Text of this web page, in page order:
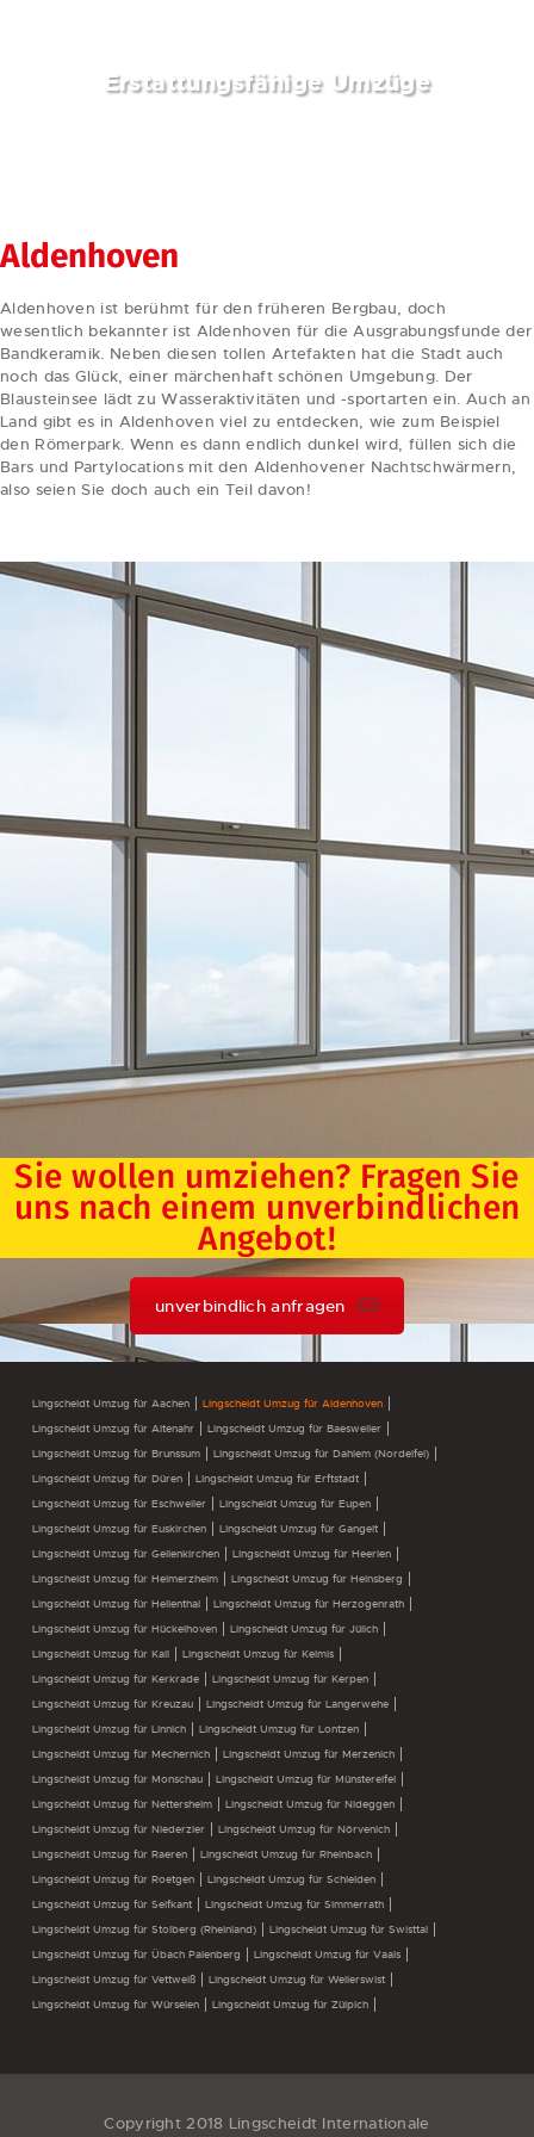
Erstattungsfähige Umzüge
weiterlesen
Aldenhoven
Aldenhoven ist berühmt für den früheren Bergbau, doch
wesentlich bekannter ist Aldenhoven für die Ausgrabungsfunde der
Bandkeramik. Neben diesen tollen Artefakten hat die Stadt auch
noch das Glück, einer märchenhaft schönen Umgebung. Der
Blausteinsee lädt zu Wasseraktivitäten und -sportarten ein. Auch an
Land gibt es in Aldenhoven viel zu entdecken, wie zum Beispiel
den Römerpark. Wenn es dann endlich dunkel wird, füllen sich die
Bars und Partylocations mit den Aldenhovener Nachtschwärmern,
also seien Sie doch auch ein Teil davon!
Sie wollen umziehen? Fragen Sie
uns nach einem unverbindlichen
Angebot!
unverbindlich anfragen
Lingscheidt Umzug für Aachen
Lingscheidt Umzug für Aldenhoven
Lingscheidt Umzug für Altenahr
Lingscheidt Umzug für Baesweiler
Lingscheidt Umzug für Brunssum
Lingscheidt Umzug für Dahlem (Nordeifel)
Lingscheidt Umzug für Düren
Lingscheidt Umzug für Erftstadt
Lingscheidt Umzug für Eschweiler
Lingscheidt Umzug für Eupen
Lingscheidt Umzug für Euskirchen
Lingscheidt Umzug für Gangelt
Lingscheidt Umzug für Geilenkirchen
Lingscheidt Umzug für Heerlen
Lingscheidt Umzug für Heimerzheim
Lingscheidt Umzug für Heinsberg
Lingscheidt Umzug für Hellenthal
Lingscheidt Umzug für Herzogenrath
Lingscheidt Umzug für Hückelhoven
Lingscheidt Umzug für Jülich
Lingscheidt Umzug für Kall
Lingscheidt Umzug für Kelmis
Lingscheidt Umzug für Kerkrade
Lingscheidt Umzug für Kerpen
Lingscheidt Umzug für Kreuzau
Lingscheidt Umzug für Langerwehe
Lingscheidt Umzug für Linnich
Lingscheidt Umzug für Lontzen
Lingscheidt Umzug für Mechernich
Lingscheidt Umzug für Merzenich
Lingscheidt Umzug für Monschau
Lingscheidt Umzug für Münstereifel
Lingscheidt Umzug für Nettersheim
Lingscheidt Umzug für Nideggen
Lingscheidt Umzug für Niederzier
Lingscheidt Umzug für Nörvenich
Lingscheidt Umzug für Raeren
Lingscheidt Umzug für Rheinbach
Lingscheidt Umzug für Roetgen
Lingscheidt Umzug für Schleiden
Lingscheidt Umzug für Selfkant
Lingscheidt Umzug für Simmerrath
Lingscheidt Umzug für Stolberg (Rheinland)
Lingscheidt Umzug für Swisttal
Lingscheidt Umzug für Übach Palenberg
Lingscheidt Umzug für Vaals
Lingscheidt Umzug für Vettweiß
Lingscheidt Umzug für Weilerswist
Lingscheidt Umzug für Würselen
Lingscheidt Umzug für Zülpich
Copyright 2018 Lingscheidt Internationale